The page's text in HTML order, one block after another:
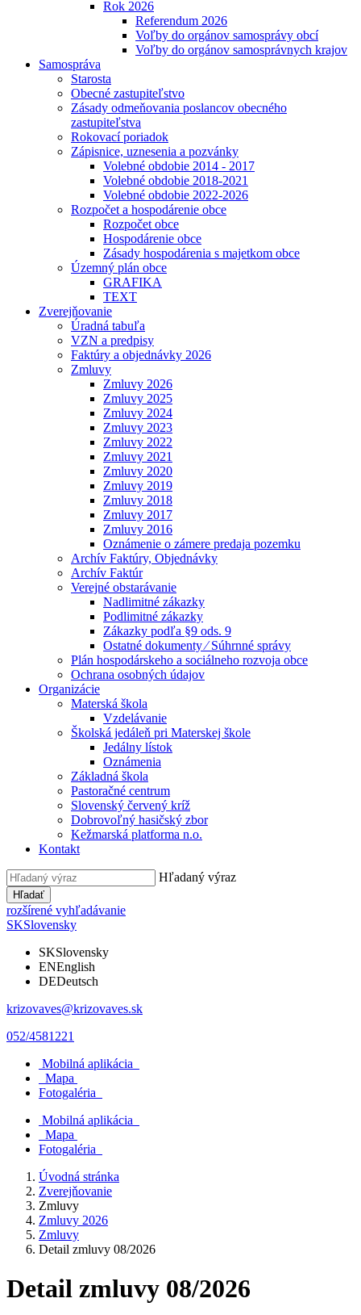
Rok 2026
Referendum 2026
Voľby do orgánov samosprávy obcí
Voľby do orgánov samosprávnych krajov
Samospráva
Starosta
Obecné zastupiteľstvo
Zásady odmeňovania poslancov obecného
zastupiteľstva
Rokovací poriadok
Zápisnice, uznesenia a pozvánky
Volebné obdobie 2014 - 2017
Volebné obdobie 2018-2021
Volebné obdobie 2022-2026
Rozpočet a hospodárenie obce
Rozpočet obce
Hospodárenie obce
Zásady hospodárenia s majetkom obce
Územný plán obce
GRAFIKA
TEXT
Zverejňovanie
Úradná tabuľa
VZN a predpisy
Faktúry a objednávky 2026
Zmluvy
Zmluvy 2026
Zmluvy 2025
Zmluvy 2024
Zmluvy 2023
Zmluvy 2022
Zmluvy 2021
Zmluvy 2020
Zmluvy 2019
Zmluvy 2018
Zmluvy 2017
Zmluvy 2016
Oznámenie o zámere predaja pozemku
Archív Faktúry, Objednávky
Archív Faktúr
Verejné obstarávanie
Nadlimitné zákazky
Podlimitné zákazky
Zákazky podľa §9 ods. 9
Ostatné dokumenty ⁄ Súhrnné správy
Plán hospodárskeho a sociálneho rozvoja obce
Ochrana osobných údajov
Organizácie
Materská škola
Vzdelávanie
Školská jedáleň pri Materskej škole
Jedálny lístok
Oznámenia
Základná škola
Pastoračné centrum
Slovenský červený kríž
Dobrovoľný hasičský zbor
Kežmarská platforma n.o.
Kontakt
Hľadaný výraz
Hľadať
rozšírené vyhľadávanie
SKSlovensky
SKSlovensky
ENEnglish
DEDeutsch
krizovaves@krizovaves.sk
052/4581221
Mobilná aplikácia
Mapa
Fotogaléria
Mobilná aplikácia
Mapa
Fotogaléria
Úvodná stránka
Zverejňovanie
Zmluvy
Zmluvy 2026
Zmluvy
Detail zmluvy 08/2026
Detail zmluvy 08/2026